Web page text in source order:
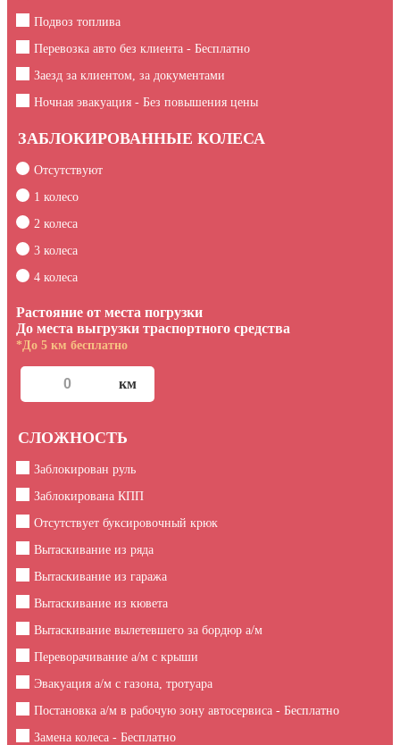
Подвоз топлива
Перевозка авто без клиента - Бесплатно
Заезд за клиентом, за документами
Ночная эвакуация - Без повышения цены
ЗАБЛОКИРОВАННЫЕ КОЛЕСА
Отсутствуют
1 колесо
2 колеса
3 колеса
4 колеса
Растояние от места погрузки
До места выгрузки траспортного средства
*До 5 км бесплатно
СЛОЖНОСТЬ
Заблокирован руль
Заблокирована КПП
Отсутствует буксировочный крюк
Вытаскивание из ряда
Вытаскивание из гаража
Вытаскивание из кювета
Вытаскивание вылетевшего за бордюр а/м
Переворачивание а/м с крыши
Эвакуация а/м с газона, тротуара
Постановка а/м в рабочую зону автосервиса - Бесплатно
Замена колеса - Бесплатно